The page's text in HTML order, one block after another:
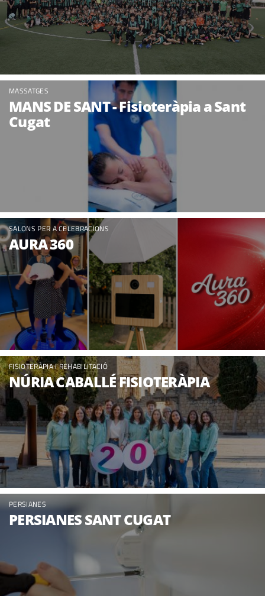
MASSATGES
MANS DE SANT - Fisioteràpia a Sant
Cugat
SALONS PER A CELEBRACIONS
AURA 360
FISIOTERÀPIA I REHABILITACIÓ
NÚRIA CABALLÉ FISIOTERÀPIA
PERSIANES
PERSIANES SANT CUGAT